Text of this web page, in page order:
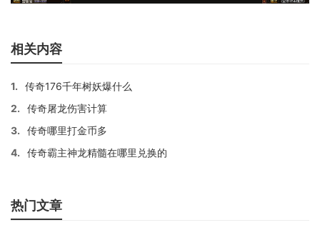
相关内容
1.
传奇176千年树妖爆什么
2.
传奇屠龙伤害计算
3.
传奇哪里打金币多
4.
传奇霸主神龙精髓在哪里兑换的
热门文章